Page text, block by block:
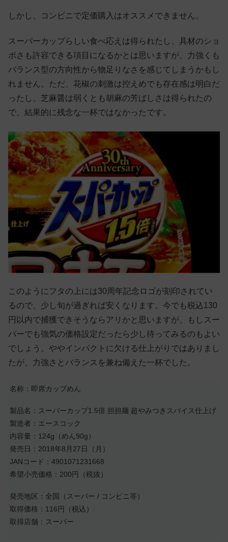
しかし、コンビニで定価購入はオススメできません。
スーパーカップらしい食べ応えは得られたし、具材のショ
ボさも許容できる項目になるかとは思いますが、力強くも
バランス型の方向性から物足りなさを感じてしまうかもし
れません。ただ、花椒の刺激は控えめでも存在感は明白だ
ったし、芝麻醤は弱くとも胡麻の芳ばしさは得られたの
で、結果的に残念な一杯ではなかったです。
このようにフタの上には30周年記念ロゴが刻印されてい
るので、少し旬が過ぎれば安くなります。今でも税込130
円以内で捕獲できそうならアリかと思いますが、もしスー
パーでも強気の価格設定だったら少し待ってみるのもよい
でしょう。ややインパクトに欠ける仕上がりではありまし
たが、力強さとバランスを兼ね備えた一杯でした。
名称：即席カップめん
製品名：スーパーカップ1.5倍 担担麺 超やみつきスパイス仕上げ
製造者：エースコック
内容量：124g（めん90g）
発売日：2018年8月27日（月）
JANコード：4901071231668
希望小売価格：200円（税抜）
発売地区：全国（スーパー / コンビニ等）
取得価格：116円（税込）
取得店舗：スーパー